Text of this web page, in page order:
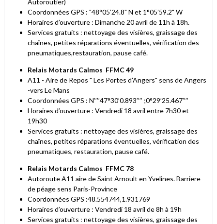
Autoroutier)
Coordonnées GPS : "48°05’24.8" N et 1°05’59.2" W
Horaires d’ouverture : Dimanche 20 avril de 11h à 18h.
Services gratuits : nettoyage des visières, graissage des
chaînes, petites réparations éventuelles, vérification des
pneumatiques,restauration, pause café.
Relais Motards Calmos FFMC 49
A11 - Aire de Repos " Les Portes d’Angers" sens de Angers
-vers Le Mans
Coordonnées GPS : N’’’’47°30’0.893’’’’ ;0°29’25.467’’’’
Horaires d’ouverture : Vendredi 18 avril entre 7h30 et
19h30
Services gratuits : nettoyage des visières, graissage des
chaînes, petites réparations éventuelles, vérification des
pneumatiques, restauration, pause café.
Relais Motards Calmos FFMC 78
Autoroute A11 aire de Saint Arnoult en Yvelines. Barriere
de péage sens Paris-Province
Coordonnées GPS :48.554744,1.931769
Horaires d’ouverture : Vendredi 18 avril de 8h à 19h
Services gratuits : nettoyage des visières, graissage des